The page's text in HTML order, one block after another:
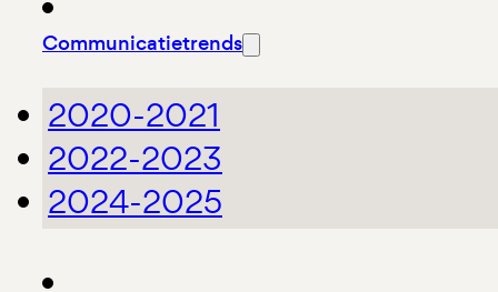
Communicatietrends
2020-2021
2022-2023
2024-2025